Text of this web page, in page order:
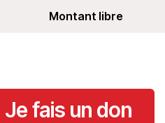
Montant libre
Je fais un don